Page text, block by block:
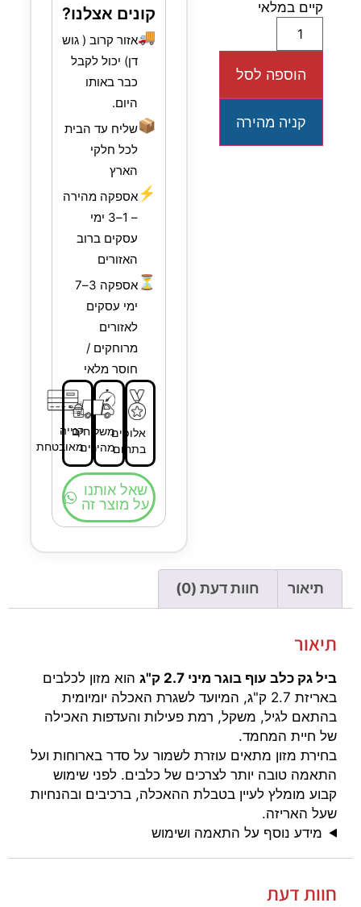
קיים במלאי
הוספה לסל
קניה מהירה
קונים אצלנו?
🚚אזור קרוב ( גוש
דן) יכול לקבל
כבר באותו
היום.
📦שליח עד הבית
לכל חלקי
הארץ
⚡אספקה מהירה
– 1–3 ימי
עסקים ברוב
האזורים
⏳
אספקה 3–7
ימי עסקים
לאזורים
מרוחקים /
חוסר מלאי
אלופים
בתחום
משלוחים
מהירים
קנייה
מאובטחת
שאל אותנו
על מוצר זה
תיאור חוות דעת (0)
תיאור
ביל גק כלב עוף בוגר מיני 2.7 ק"ג
הוא מזון לכלבים
באריזת 2.7 ק"ג, המיועד לשגרת האכלה יומיומית
בהתאם לגיל, משקל, רמת פעילות והעדפות האכילה
של חיית המחמד.
בחירת מזון מתאים עוזרת לשמור על סדר בארוחות ועל
התאמה טובה יותר לצרכים של כלבים. לפני שימוש
קבוע מומלץ לעיין בטבלת ההאכלה, ברכיבים ובהנחיות
שעל האריזה.
מידע נוסף על התאמה ושימוש
חוות דעת